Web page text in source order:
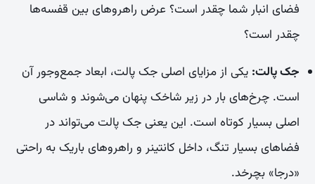
فضای انبار شما چقدر است؟ عرض راهروهای بین قفسه‌ها
چقدر است؟
جک پالت: یکی از مزایای اصلی جک پالت، ابعاد جمع‌وجور آن
است. چرخ‌های بار در زیر شاخک پنهان می‌شوند و شاسی
اصلی بسیار کوتاه است. این یعنی جک پالت می‌تواند در
فضاهای بسیار تنگ، داخل کانتینر و راهروهای باریک به راحتی
«درجا» بچرخد.